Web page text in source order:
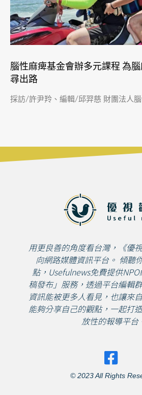
腦性麻痺基金會辦多元課程 為
尋出路
採訪/許尹羚、編輯/邱羿慈 財團法人
用更良善的角度看台灣，《優
向網路媒體資訊平台。 傾聽
點，Usefulnews免費提供
稿發布」服務，透過平台編輯
資訊能被更多人看見，也讓來
能夠分享自己的觀點，一起打
放性的報導平台
© 2023 All Rights